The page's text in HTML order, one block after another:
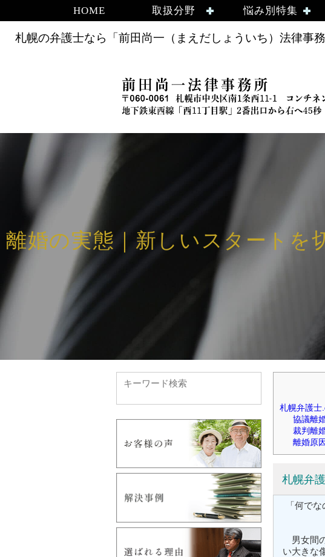
HOME 取扱分野 悩み別特集
札幌の弁護士なら「前田尚一（まえだしょういち）法律事
離婚の実態｜新しいスタートを
札幌弁護士
協議離
裁判離
離婚原因
札幌弁
「何で
男女間
い大きな